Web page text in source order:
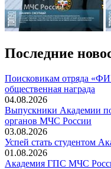
Последние
Поисковикам отряда
общественная награда
04.08.2026
Выпускники Академии
органов МЧС России
03.08.2026
Успей стать студентом
01.08.2026
Академия ГПС МЧС